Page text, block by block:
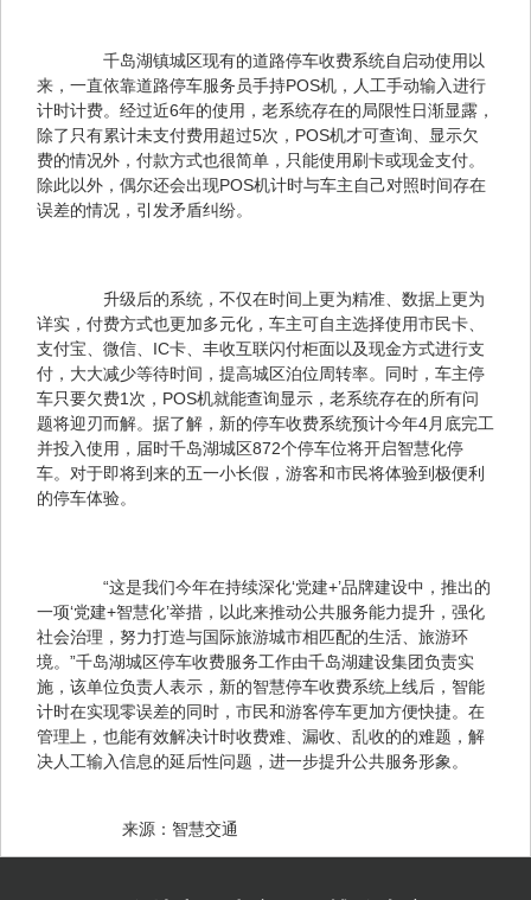
千岛湖镇城区现有的道路停车收费系统自启动使用以
来，一直依靠道路停车服务员手持POS机，人工手动输入进行
计时计费。经过近6年的使用，老系统存在的局限性日渐显露，
除了只有累计未支付费用超过5次，POS机才可查询、显示欠
费的情况外，付款方式也很简单，只能使用刷卡或现金支付。
除此以外，偶尔还会出现POS机计时与车主自己对照时间存在
误差的情况，引发矛盾纠纷。
升级后的系统，不仅在时间上更为精准、数据上更为
详实，付费方式也更加多元化，车主可自主选择使用市民卡、
支付宝、微信、IC卡、丰收互联闪付柜面以及现金方式进行支
付，大大减少等待时间，提高城区泊位周转率。同时，车主停
车只要欠费1次，POS机就能查询显示，老系统存在的所有问
题将迎刃而解。据了解，新的停车收费系统预计今年4月底完工
并投入使用，届时千岛湖城区872个停车位将开启智慧化停
车。对于即将到来的五一小长假，游客和市民将体验到极便利
的停车体验。
“这是我们今年在持续深化‘党建+’品牌建设中，推出的
一项‘党建+智慧化’举措，以此来推动公共服务能力提升，强化
社会治理，努力打造与国际旅游城市相匹配的生活、旅游环
境。”千岛湖城区停车收费服务工作由千岛湖建设集团负责实
施，该单位负责人表示，新的智慧停车收费系统上线后，智能
计时在实现零误差的同时，市民和游客停车更加方便快捷。在
管理上，也能有效解决计时收费难、漏收、乱收的的难题，解
决人工输入信息的延后性问题，进一步提升公共服务形象。
来源：智慧交通